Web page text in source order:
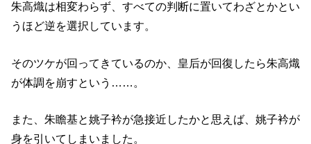
朱高熾は相変わらず、すべての判断に置いてわざとかとい
うほど逆を選択しています。
そのツケが回ってきているのか、皇后が回復したら朱高熾
が体調を崩すという……。
また、朱瞻基と姚子衿が急接近したかと思えば、姚子衿が
身を引いてしまいました。